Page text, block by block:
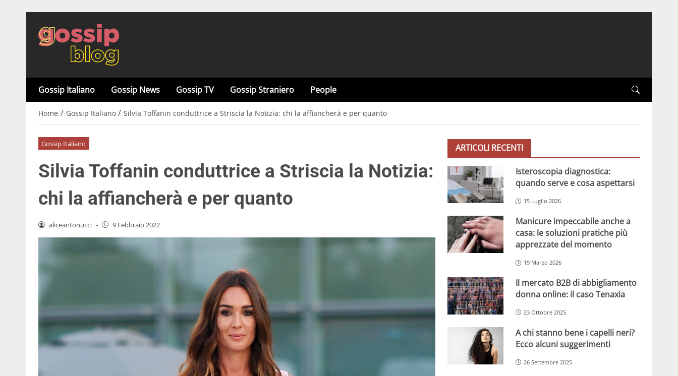
Gossip Italiano Gossip News Gossip TV Gossip Straniero People
Home / Gossip Italiano / Silvia Toffanin conduttrice a Striscia la Notizia: chi la affiancherà e per quanto
Gossip Italiano
Silvia Toffanin conduttrice a Striscia la Notizia:
chi la affiancherà e per quanto
aliceantonucci - 9 Febbraio 2022
ARTICOLI RECENTI
Isteroscopia diagnostica:
quando serve e cosa aspettarsi
15 Luglio 2026
Manicure impeccabile anche a
casa: le soluzioni pratiche più
apprezzate del momento
19 Marzo 2026
Il mercato B2B di abbigliamento
donna online: il caso Tenaxia
23 Ottobre 2025
A chi stanno bene i capelli neri?
Ecco alcuni suggerimenti
26 Settembre 2025